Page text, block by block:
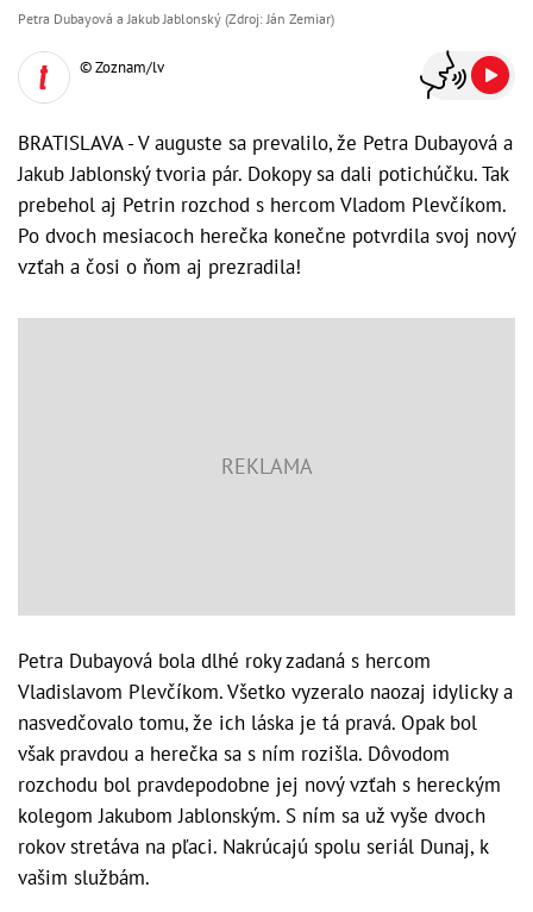
Petra Dubayová a Jakub Jablonský (Zdroj: Ján Zemiar)
© Zoznam/lv
BRATISLAVA - V auguste sa prevalilo, že Petra Dubayová a
Jakub Jablonský tvoria pár. Dokopy sa dali potichúčku. Tak
prebehol aj Petrin rozchod s hercom Vladom Plevčíkom.
Po dvoch mesiacoch herečka konečne potvrdila svoj nový
vzťah a čosi o ňom aj prezradila!
Petra Dubayová bola dlhé roky zadaná s hercom
Vladislavom Plevčíkom. Všetko vyzeralo naozaj idylicky a
nasvedčovalo tomu, že ich láska je tá pravá. Opak bol
však pravdou a herečka sa s ním rozišla. Dôvodom
rozchodu bol pravdepodobne jej nový vzťah s hereckým
kolegom Jakubom Jablonským. S ním sa už vyše dvoch
rokov stretáva na pľaci. Nakrúcajú spolu seriál Dunaj, k
vašim službám.